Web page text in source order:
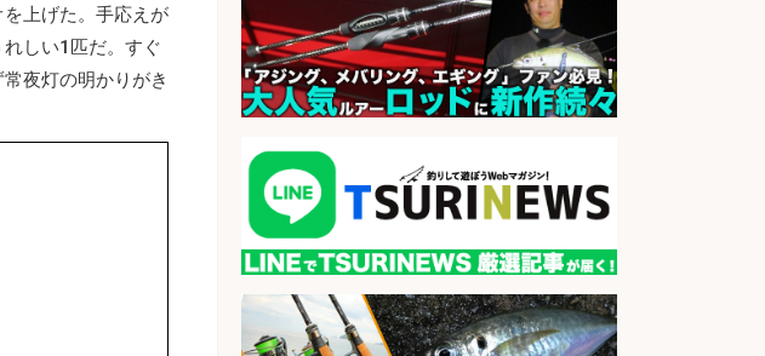
上げた。手応えが
しい1匹だ。すぐ
夜灯の明かりがき